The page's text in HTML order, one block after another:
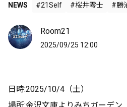
NEWS #21Self #桜井零士 #勝
Room21
2025/09/25 12:00
日時:2025/10/4（土）